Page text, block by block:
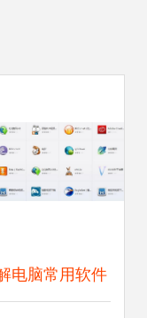
电脑常用软件